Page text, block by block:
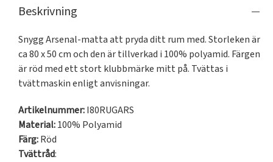
Beskrivning
Snygg Arsenal-matta att pryda ditt rum med. Storleken är
ca 80 x 50 cm och den är tillverkad i 100% polyamid. Färgen
är röd med ett stort klubbmärke mitt på. Tvättas i
tvättmaskin enligt anvisningar.
Artikelnummer:I80RUGARS
Material:100% Polyamid
Färg:Röd
Tvättråd: